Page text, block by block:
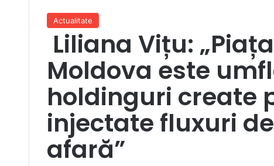
Actualitate
Liliana Vițu:
Moldova este
holdinguri create
injectate fluxuri
afară”